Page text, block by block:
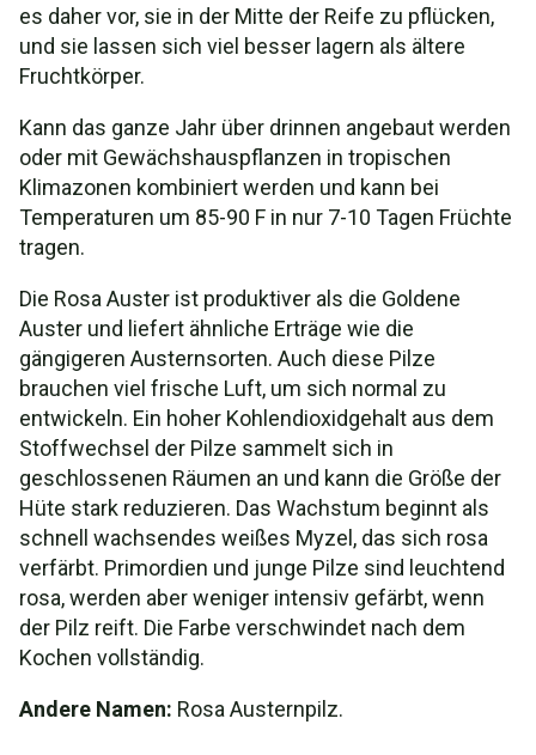
es daher vor, sie in der Mitte der Reife zu pflücken,
und sie lassen sich viel besser lagern als ältere
Fruchtkörper.
Kann das ganze Jahr über drinnen angebaut werden
oder mit Gewächshauspflanzen in tropischen
Klimazonen kombiniert werden und kann bei
Temperaturen um 85-90 F in nur 7-10 Tagen Früchte
tragen.
Die Rosa Auster ist produktiver als die Goldene
Auster und liefert ähnliche Erträge wie die
gängigeren Austernsorten. Auch diese Pilze
brauchen viel frische Luft, um sich normal zu
entwickeln. Ein hoher Kohlendioxidgehalt aus dem
Stoffwechsel der Pilze sammelt sich in
geschlossenen Räumen an und kann die Größe der
Hüte stark reduzieren. Das Wachstum beginnt als
schnell wachsendes weißes Myzel, das sich rosa
verfärbt. Primordien und junge Pilze sind leuchtend
rosa, werden aber weniger intensiv gefärbt, wenn
der Pilz reift. Die Farbe verschwindet nach dem
Kochen vollständig.
Andere Namen: Rosa Austernpilz.